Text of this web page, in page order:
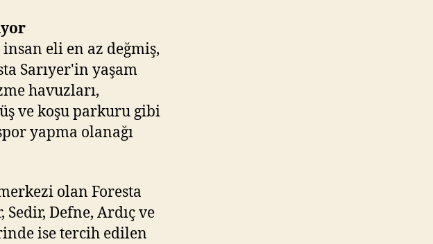
eli en az değmiş,
Sarıyer'in yaşam
havuzları,
ve koşu parkuru gibi
yapma olanağı
olan Foresta
Defne, Ardıç ve
ise tercih edilen